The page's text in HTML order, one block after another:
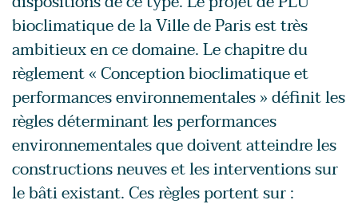
bioclimatique de la Ville de Paris est très
ambitieux en ce domaine. Le chapitre du
règlement « Conception bioclimatique et
performances environnementales » définit les
règles déterminant les performances
environnementales que doivent atteindre les
constructions neuves et les interventions sur
le bâti existant. Ces règles portent sur :